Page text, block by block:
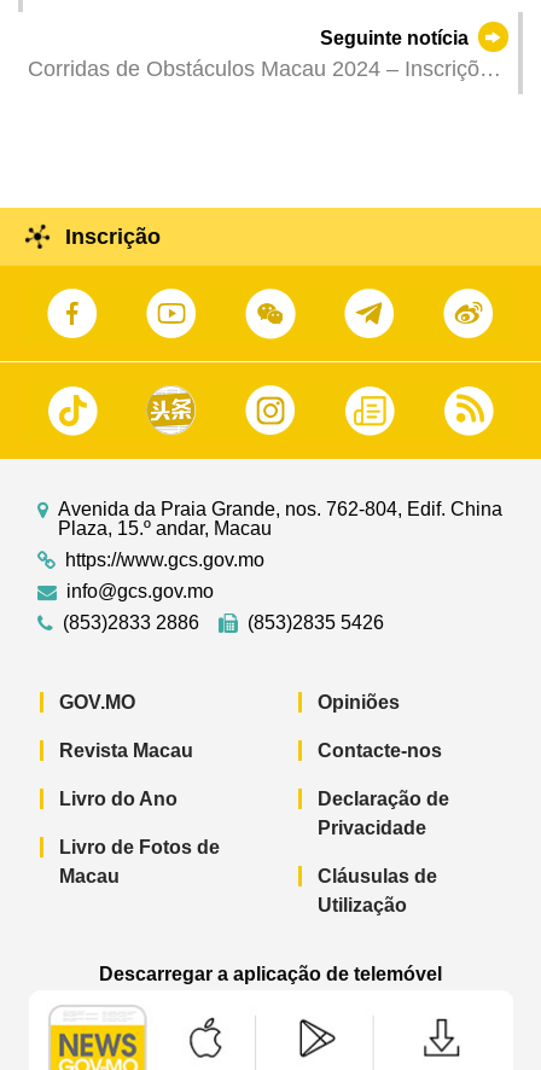
Seguinte notícia
Corridas de Obstáculos Macau 2024 – Inscrições
Inscrição
Avenida da Praia Grande, nos. 762-804, Edif. China
Plaza, 15.º andar, Macau
https://www.gcs.gov.mo
info@gcs.gov.mo
(853)2833 2886
(853)2835 5426
GOV.MO
Revista Macau
Livro do Ano
Livro de Fotos de
Macau
Opiniões
Contacte-nos
Declaração de
Privacidade
Cláusulas de
Utilização
Descarregar a aplicação de telemóvel